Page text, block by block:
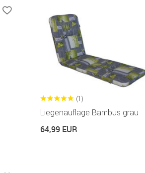
(1)
Liegenauflage Bambus grau
64,99 EUR